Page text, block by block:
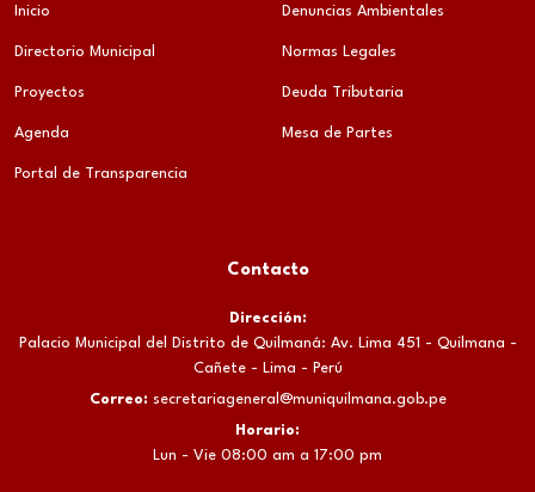
Inicio
Directorio Municipal
Proyectos
Agenda
Portal de Transparencia
Denuncias Ambientales
Normas Legales
Deuda Tributaria
Mesa de Partes
Contacto
Dirección:
Palacio Municipal del Distrito de Quilmaná: Av. Lima 451 - Quilmana -
Cañete - Lima - Perú
Correo: secretariageneral@muniquilmana.gob.pe
Horario:
Lun - Vie 08:00 am a 17:00 pm